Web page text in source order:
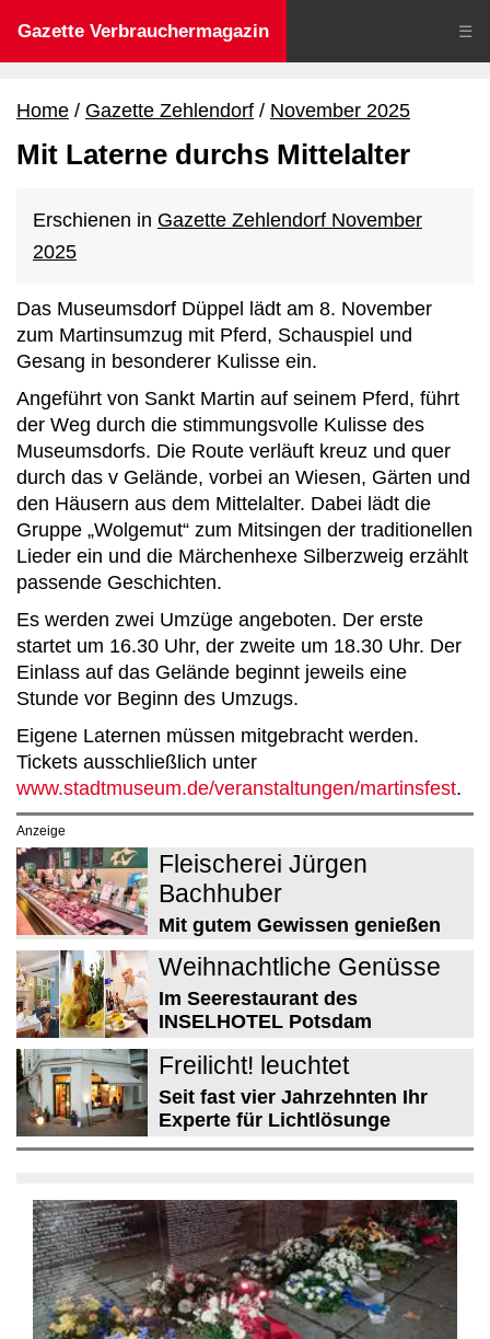
Gazette Verbrauchermagazin ☰
Home Gazette Zehlendorf November 2025
Mit Laterne durchs Mittelalter
Erschienen in Gazette Zehlendorf November
2025
Das Museumsdorf Düppel lädt am 8. November
zum Martinsumzug mit Pferd, Schauspiel und
Gesang in besonderer Kulisse ein.
Angeführt von Sankt Martin auf seinem Pferd, führt
der Weg durch die stimmungsvolle Kulisse des
Museumsdorfs. Die Route verläuft kreuz und quer
durch das v Gelände, vorbei an Wiesen, Gärten und
den Häusern aus dem Mittelalter. Dabei lädt die
Gruppe „Wolgemut“ zum Mitsingen der traditionellen
Lieder ein und die Märchenhexe Silberzweig erzählt
passende Geschichten.
Es werden zwei Umzüge angeboten. Der erste
startet um 16.30 Uhr, der zweite um 18.30 Uhr. Der
Einlass auf das Gelände beginnt jeweils eine
Stunde vor Beginn des Umzugs.
Eigene Laternen müssen mitgebracht werden.
Tickets ausschließlich unter
www.stadtmuseum.de/veranstaltungen/martinsfest.
Anzeige
Fleischerei Jürgen
Bachhuber
Mit gutem Gewissen genießen
Weihnachtliche Genüsse
Im Seerestaurant des
INSELHOTEL Potsdam
Freilicht! leuchtet
Seit fast vier Jahrzehnten Ihr
Experte für Lichtlösunge